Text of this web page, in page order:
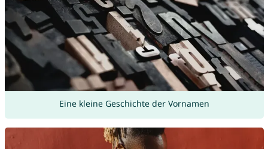
Eine kleine Geschichte der Vornamen